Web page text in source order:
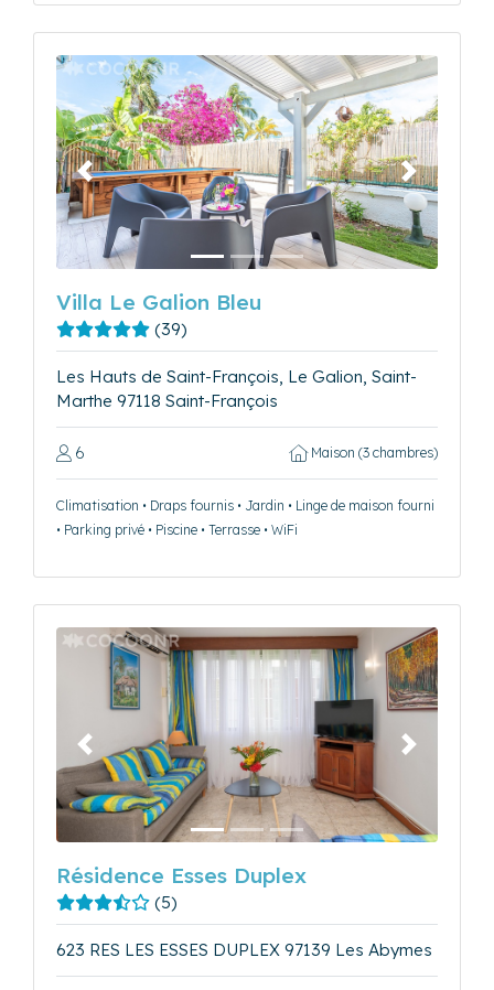
Précédent Suivant
Villa Le Galion Bleu
(39)
Les Hauts de Saint-François, Le Galion, Saint-
Marthe 97118 Saint-François
6 Maison (3 chambres)
Climatisation • Draps fournis • Jardin • Linge de maison fourni
• Parking privé • Piscine • Terrasse • WiFi
Précédent Suivant
Résidence Esses Duplex
(5)
623 RES LES ESSES DUPLEX 97139 Les Abymes